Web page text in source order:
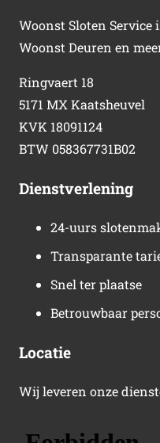
Woonst Sloten Service
Woonst Deuren en
Ringvaert 18
5171 MX Kaatsheuvel
KVK 18091124
BTW 058367731B02
Dienstverlening
24-uurs
Transparante
Snel ter plaatse
Betrouwbaar
Locatie
Wij leveren onze